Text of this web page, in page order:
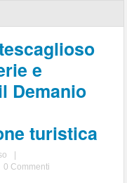
e
Demanio
turistica
0 Commenti